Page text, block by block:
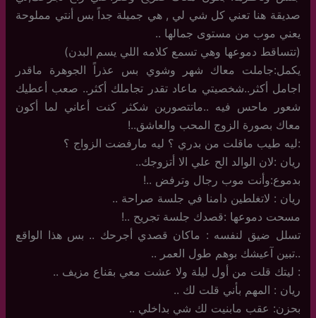
صديقة هنا تعني كل شي لي , هي جميلة جداً بس أنتي مملوحة
يعني موب من مستوى جمالها ..
(تتساقط دموعها وهي تسمع كلامه اللي يسم البدن)
يكمل:جاملت معاك شهر وشوي بس عذراً الجوهرة ماقدر
اجامل أكثر..شخصيتي ماعاد تقدر تجاملك أكثر.. صعب أعطيك
شعور ماحس فيه ..ماتتصورين شكثر كنت أعاني لما أكون
معاك بصورة الزوج المحب والعاشق..!
:ليه طيب ماقلت من بدري ؟ ليه مارفضت الزواج ؟
ريان :لان الوالد الح علي الا أتزوجك..
بدموع:وأنت موب رجال وترفض ..!
ريان : لاتغلطين دامنا في جلسة صراحة ..
مسحت دموعها :قصدك جلسة تجريح ..!
تسلل ضيق لنفسه : ماكان قصدي أجرحك .. بس هذا الواقع
..تبين آعيشك بوهم طول العمر ..
: ليتك قلت من أول ليلة ولا عشت معي بقناع مزيف ..
ريان : المهم بأني قلت لك ..
بحزن: عقب مابنيت لك شي بداخلي ..